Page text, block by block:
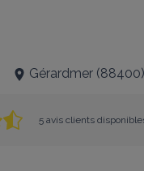
Gérardmer (88400)
5 avis clients